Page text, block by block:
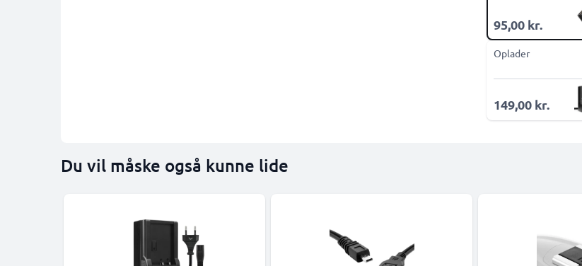
95,00 kr.
Oplader
149,00 kr.
Du vil måske også kunne lide